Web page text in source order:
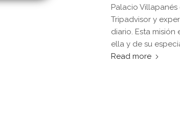
Palacio
Tripadvisor y
diario. Esta
ella y de su
Read more